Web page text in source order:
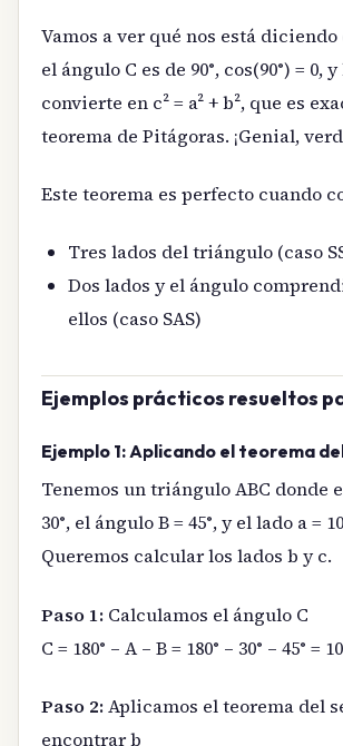
Vamos a ver qué nos está
el ángulo C es de 90°, cos(90°) = 0,
convierte en c² = a² + b², que es
teorema de Pitágoras. ¡Genial,
Este teorema es perfecto cuando
Tres lados del triángulo (caso
Dos lados y el ángulo
ellos (caso SAS)
Ejemplos prácticos resueltos
Ejemplo 1: Aplicando el teorema
Tenemos un triángulo ABC donde
30°, el ángulo B = 45°, y el lado a =
Queremos calcular los lados b y c.
Paso 1: Calculamos el ángulo C
C = 180° – A – B = 180° – 30° – 45° =
Paso 2:Aplicamos el teorema del
encontrar b